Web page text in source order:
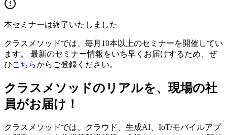
本セミナーは終了いたしました
クラスメソッドでは、毎月10本以上のセミナーを開催してい
ます。 最新のセミナー情報をいち早くお届けするため、ぜ
ひこちらからご登録ください。
クラスメソッドのリアルを、現場の社
員がお届け！
クラスメソッドでは、クラウド、生成AI、IoT/モバイルアプ